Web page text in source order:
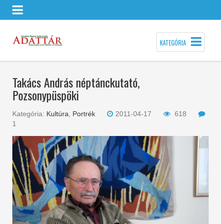
KATEGÓRIA
Takács András néptánckutató,
Pozsonypüspöki
Kategória: Kultúra Portrék 2011-04-17
618
1